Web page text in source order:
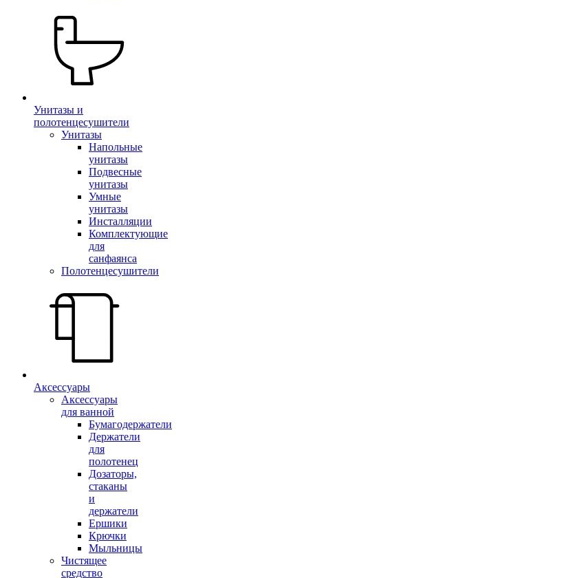
Унитазы и
полотенцесушители
Унитазы
Напольные
унитазы
Подвесные
унитазы
Умные
унитазы
Инсталляции
Комплектующие
для
санфаянса
Полотенцесушители
Аксессуары
Аксессуары
для ванной
Бумагодержатели
Держатели
для
полотенец
Дозаторы,
стаканы
и
держатели
Ершики
Крючки
Мыльницы
Чистящее
средство